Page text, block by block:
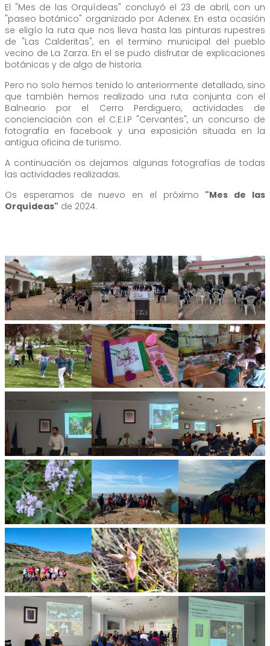
El "Mes de las Orquídeas" concluyó el 23 de abril, con un
"paseo botánico" organizado por Adenex. En esta ocasión
se eligío la ruta que nos lleva hasta las pinturas rupestres
de "Las Calderitas", en el termino municipal del pueblo
vecino de La Zarza. En el se pudo disfrutar de explicaciones
botánicas y de algo de historia.
Pero no solo hemos tenido lo anteriormente detallado, sino
que también hemos realizado una ruta conjunta con el
Balneario por el Cerro Perdiguero, actividades de
concienciación con el C.E.I.P "Cervantes", un concurso de
fotografía en facebook y una exposición situada en la
antigua oficina de turismo.
A continuación os dejamos algunas fotografías de todas
las actividades realizadas.
Os esperamos de nuevo en el próximo "Mes de las
Orquídeas" de 2024.